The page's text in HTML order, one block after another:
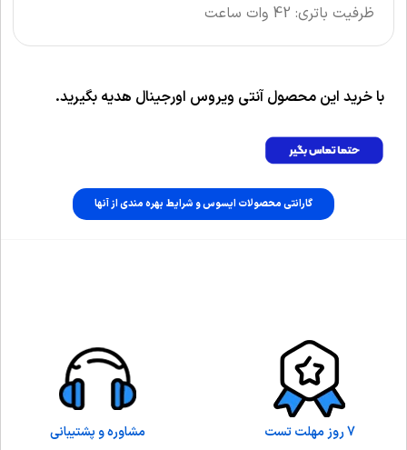
ظرفیت باتری: 42 وات ساعت
با خرید این محصول آنتی ویروس اورجینال هدیه بگیرید.
گارانتی محصولات ایسوس و شرایط بهره مندی از آنها
7 روز مهلت تست مشاوره و پشتیبانی